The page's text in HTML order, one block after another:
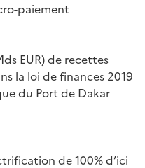
paiement
EUR) de recettes
la loi de finances 2019
du Port de Dakar
de 100% d’ici